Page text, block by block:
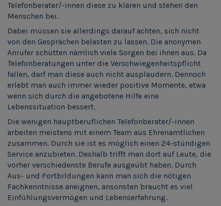
Telefonberater/-innen diese zu klären und stehen den
Menschen bei.
Dabei müssen sie allerdings darauf achten, sich nicht
von den Gesprächen belasten zu lassen. Die anonymen
Anrufer schütten nämlich viele Sorgen bei ihnen aus. Da
Telefonberatungen unter die Verschwiegenheitspflicht
fallen, darf man diese auch nicht ausplaudern. Dennoch
erlebt man auch immer wieder positive Momente, etwa
wenn sich durch die angebotene Hilfe eine
Lebenssituation bessert.
Die wenigen hauptberuflichen Telefonberater/-innen
arbeiten meistens mit einem Team aus Ehrenamtlichen
zusammen. Durch sie ist es möglich einen 24-stündigen
Service anzubieten. Deshalb trifft man dort auf Leute, die
vorher verschiedenste Berufe ausgeübt haben. Durch
Aus- und Fortbildungen kann man sich die nötigen
Fachkenntnisse aneignen, ansonsten braucht es viel
Einfühlungsvermögen und Lebenserfahrung.